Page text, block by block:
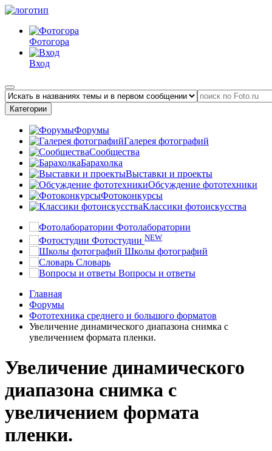
Фотогора
Вход
Категории
Форумы
Галерея фотографий
Сообщества
Барахолка
Выставки и проекты
Обсуждение фототехники
Фотоконкурсы
Классики фотоискусства
Фотолаборатории
Фотостудии NEW
Школы фотографий
Словарь
Вопросы и ответы
Главная
Форумы
Фототехника среднего и большого форматов
Увеличение динамического диапазона снимка с
увеличением формата пленки.
Увеличение динамического
диапазона снимка с
увеличением формата
пленки.